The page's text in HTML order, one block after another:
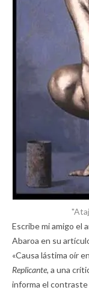
Escribe mi amigo el
Abaroa en su
«Causa lástima oír
Replicante, a una
informa el